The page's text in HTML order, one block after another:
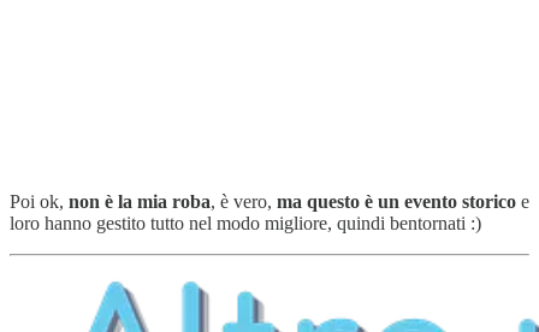
Poi ok, non è la mia roba, è vero, ma questo è un evento storico e
loro hanno gestito tutto nel modo migliore, quindi bentornati :)